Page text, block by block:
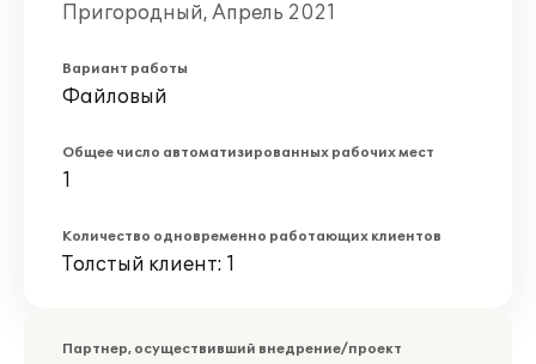
Пригородный, Апрель 2021
Вариант работы
Файловый
Общее число автоматизированных рабочих мест
1
Количество одновременно работающих клиентов
Толстый клиент: 1
Партнер, осуществивший внедрение/проект